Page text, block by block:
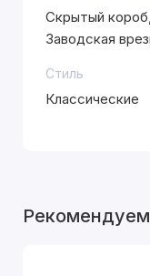
Скрытый
Заводская
Стиль
Классические